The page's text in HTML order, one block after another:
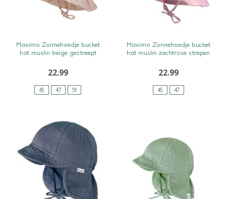
45 47 51
Maximo Zonnehoedje bucket
hat muslin beige gestreept
22.99
45 47
Maximo Zonnehoedje bucket
hat muslin zachtrose strepen
22.99